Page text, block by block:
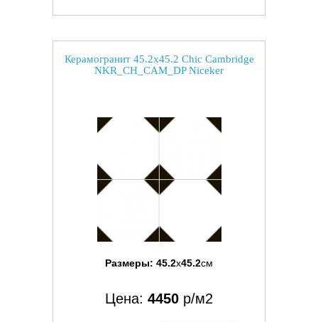
Керамогранит 45.2x45.2 Chic Cambridge
NKR_CH_CAM_DP Niceker
Размеры: 45.2x45.2см
Цена: 4450 р/м2